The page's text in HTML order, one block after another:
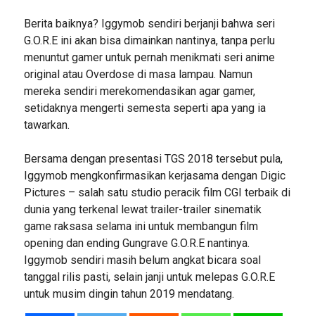
Berita baiknya? Iggymob sendiri berjanji bahwa seri
G.O.R.E ini akan bisa dimainkan nantinya, tanpa perlu
menuntut gamer untuk pernah menikmati seri anime
original atau Overdose di masa lampau. Namun
mereka sendiri merekomendasikan agar gamer,
setidaknya mengerti semesta seperti apa yang ia
tawarkan.
Bersama dengan presentasi TGS 2018 tersebut pula,
Iggymob mengkonfirmasikan kerjasama dengan Digic
Pictures – salah satu studio peracik film CGI terbaik di
dunia yang terkenal lewat trailer-trailer sinematik
game raksasa selama ini untuk membangun film
opening dan ending Gungrave G.O.R.E nantinya.
Iggymob sendiri masih belum angkat bicara soal
tanggal rilis pasti, selain janji untuk melepas G.O.R.E
untuk musim dingin tahun 2019 mendatang.